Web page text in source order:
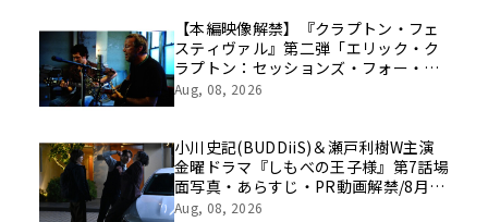
像を公開！
【本編映像解禁】『クラプトン・フェ
スティヴァル』第二弾「エリック・ク
ラプトン：セッションズ・フォー・ロ
バート・ジョンソン2004」8/21（金）
Aug, 08, 2026
小川史記(BUDDiiS)＆瀬戸利樹W主演
金曜ドラマ『しもべの王子様』第7話場
面写真・あらすじ・PR動画解禁/8月14
日(金)よる11時～放送
Aug, 08, 2026